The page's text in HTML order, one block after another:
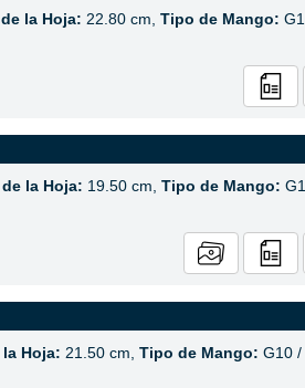
la Hoja: 22.80 cm, Tipo de Mango:
la Hoja: 19.50 cm, Tipo de Mango:
la Hoja: 21.50 cm, Tipo de Mango: G10 /